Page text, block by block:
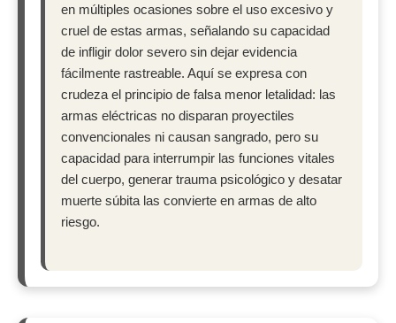
en múltiples ocasiones sobre el uso excesivo y
cruel de estas armas, señalando su capacidad
de infligir dolor severo sin dejar evidencia
fácilmente rastreable. Aquí se expresa con
crudeza el principio de falsa menor letalidad: las
armas eléctricas no disparan proyectiles
convencionales ni causan sangrado, pero su
capacidad para interrumpir las funciones vitales
del cuerpo, generar trauma psicológico y desatar
muerte súbita las convierte en armas de alto
riesgo.